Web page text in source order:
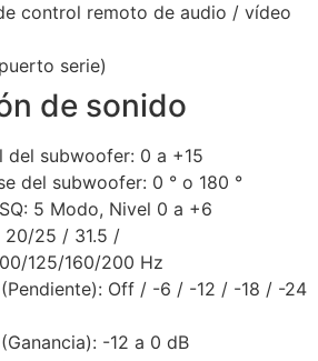
control remoto de audio / vídeo
serie)
de sonido
del subwoofer: 0 a +15
del subwoofer: 0 ° o 180 °
5 Modo, Nivel 0 a +6
20/25 / 31.5 /
125/160/200 Hz
(Pendiente): Off / -6 / -12 / -18 / -24
-12 a 0 dB